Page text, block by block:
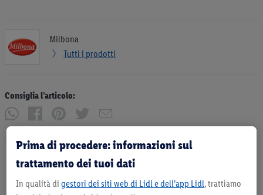
Milbona
Tutti i prodotti
Consiglia l’articolo:
Stampa
Prima di procedere: informazioni sul
trattamento dei tuoi dati
In qualità di gestori dei siti web di Lidl e dell’app Lidl, trattiamo